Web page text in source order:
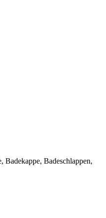
Badeschlappen,